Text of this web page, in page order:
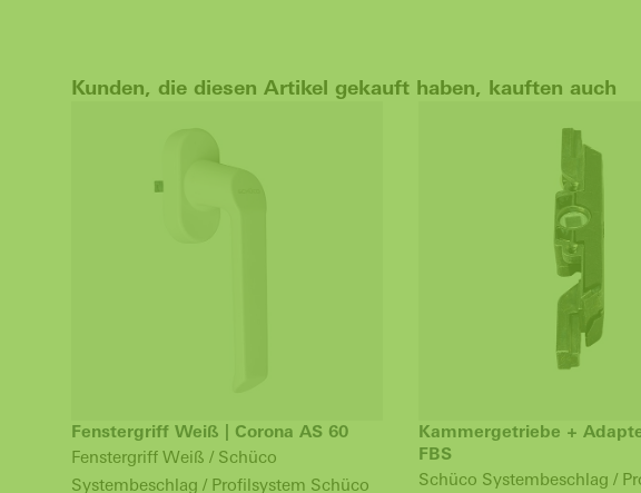
Kunden, die diesen Artikel gekauft haben, kauften auch
Fenstergriff Weiß | Corona AS 60
Fenstergriff Weiß / Schüco
Systembeschlag / Profilsystem Schüco
Kammergetriebe +
FBS
Schüco Systembeschlag /